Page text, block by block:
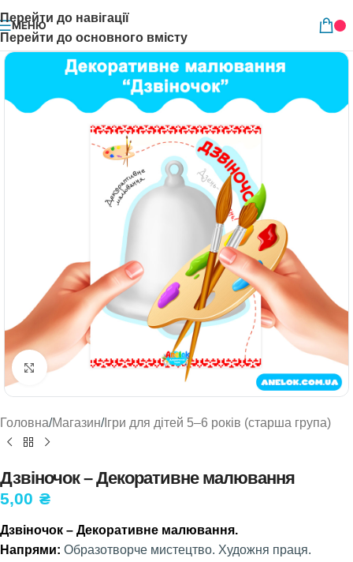
Перейти до навігації
Перейти до основного вмісту
МЕНЮ
Натисніть, щоб збільшити
Головна/Магазин/Ігри для дітей 5–6 років (старша група)
Дзвіночок – Декоративне малювання
5,00 ₴
Дзвіночок – Декоративне малювання.
Напрями: Образотворче мистецтво. Художня праця.